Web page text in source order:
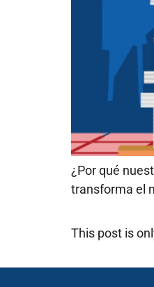
¿Por qué
transforma el
This post is